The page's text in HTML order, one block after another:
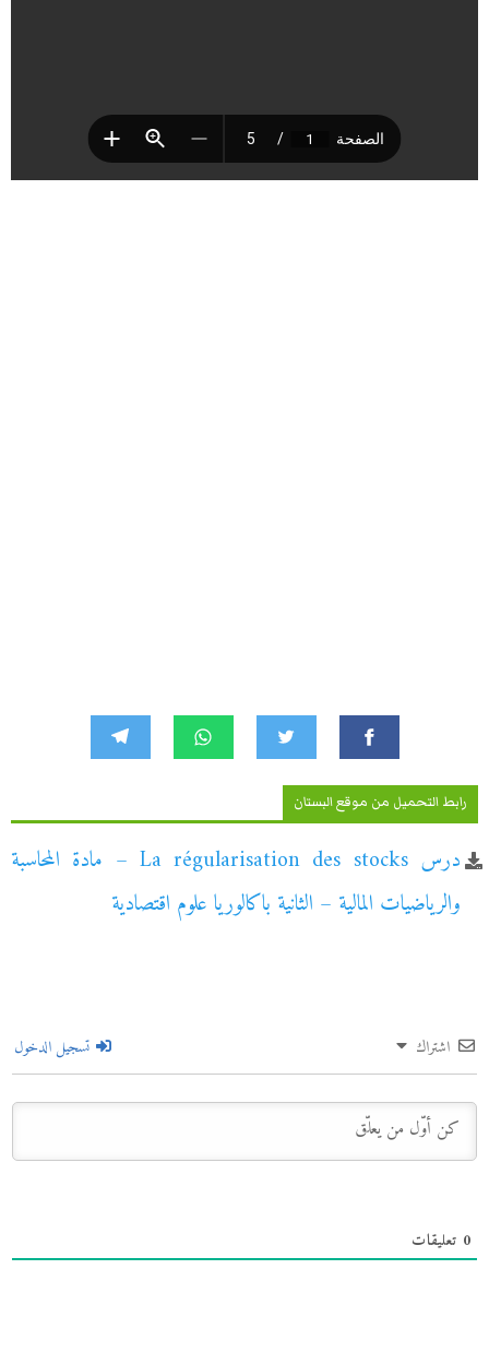
رابط التحميل من موقع البستان
درس La régularisation des stocks – مادة المحاسبة
والرياضيات المالية – الثانية باكالوريا علوم اقتصادية
اشتراك تسجيل الدخول
0 تعليقات